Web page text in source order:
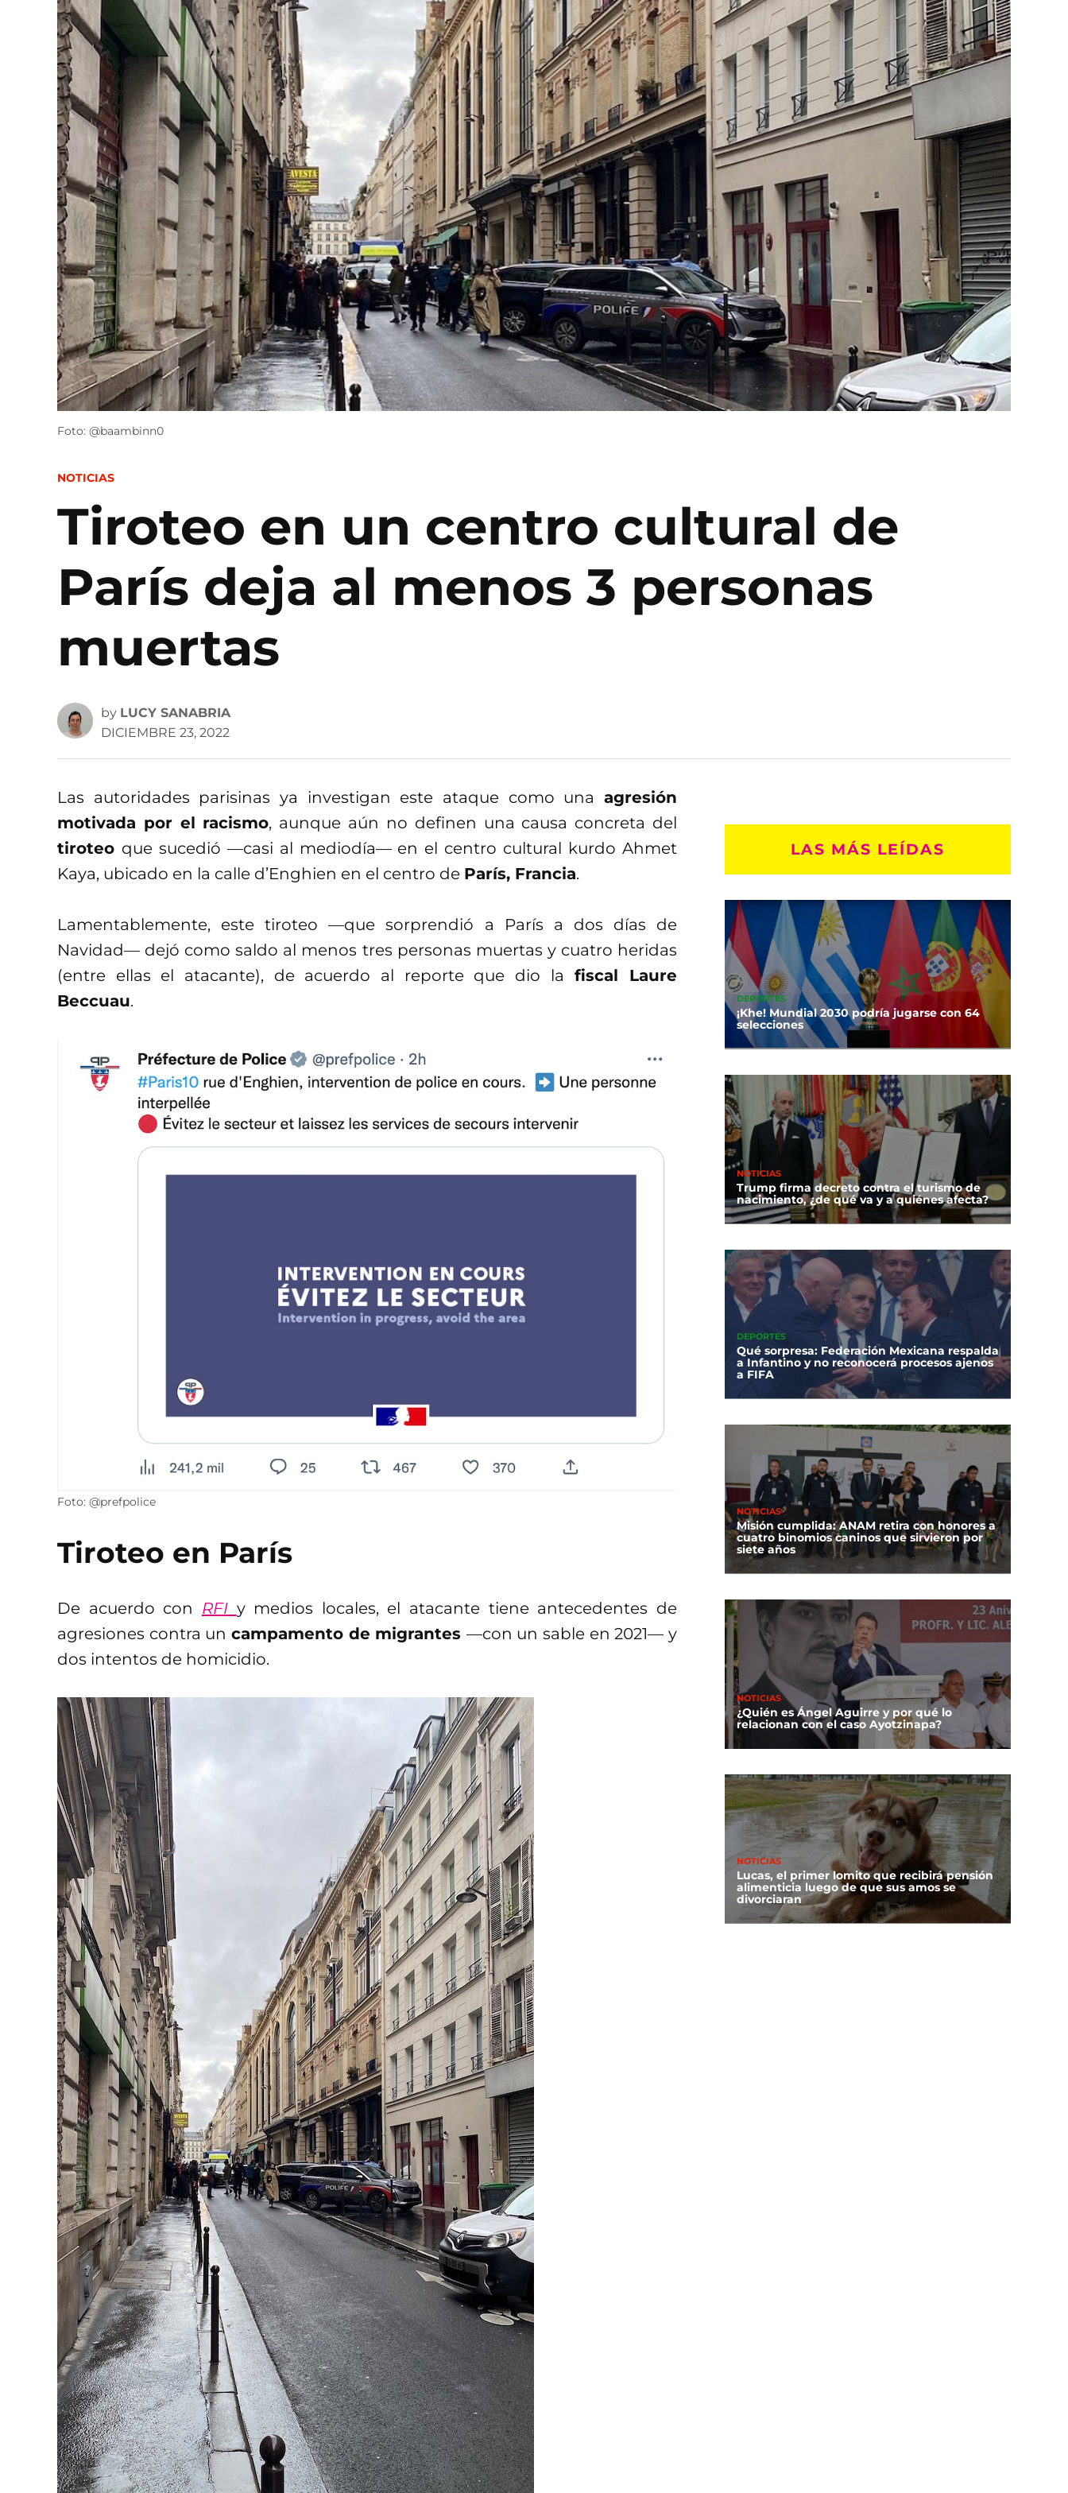
Foto: @baambinn0
POSTED
NOTICIAS
Tiroteo en un centro cultural de
París deja al menos 3 personas
muertas
by LUCY SANABRIA
DICIEMBRE 23, 2022
Las autoridades parisinas ya investigan este ataque como una agresión
motivada por el racismo, aunque aún no definen una causa concreta del
tiroteo que sucedió —casi al mediodía— en el centro cultural kurdo Ahmet
Kaya, ubicado en la calle d’Enghien en el centro de París, Francia.
Lamentablemente, este tiroteo —que sorprendió a París a dos días de
Navidad— dejó como saldo al menos tres personas muertas y cuatro heridas
(entre ellas el atacante), de acuerdo al reporte que dio la fiscal Laure
Beccuau.
Foto: @prefpolice
Tiroteo en París
De acuerdo con RFI y medios locales, el atacante tiene antecedentes de
agresiones contra un campamento de migrantes —con un sable en 2021— y
dos intentos de homicidio.
LAS MÁS LEÍDAS
DEPORTES
¡Khe! Mundial 2030 podría jugarse con 64
selecciones
NOTICIAS
Trump firma decreto contra el turismo de
nacimiento, ¿de qué va y a quiénes afecta?
DEPORTES
Qué sorpresa: Federación Mexicana respalda
a Infantino y no reconocerá procesos ajenos
a FIFA
NOTICIAS
Misión cumplida: ANAM retira con honores a
cuatro binomios caninos que sirvieron por
siete años
NOTICIAS
¿Quién es Ángel Aguirre y por qué lo
relacionan con el caso Ayotzinapa?
NOTICIAS
Lucas, el primer lomito que recibirá pensión
alimenticia luego de que sus amos se
divorciaran